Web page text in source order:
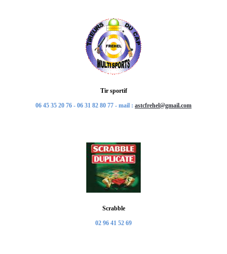
Tir sportif
06 45 35 20 76 - 06 31 82 80 77 - mail : astcfrehel@gmail.com
Scrabble
02 96 41 52 69